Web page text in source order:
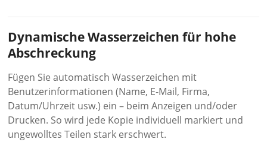
Dynamische Wasserzeichen für hohe
Abschreckung
Fügen Sie automatisch Wasserzeichen mit
Benutzerinformationen (Name, E-Mail, Firma,
Datum/Uhrzeit usw.) ein – beim Anzeigen und/oder
Drucken. So wird jede Kopie individuell markiert und
ungewolltes Teilen stark erschwert.